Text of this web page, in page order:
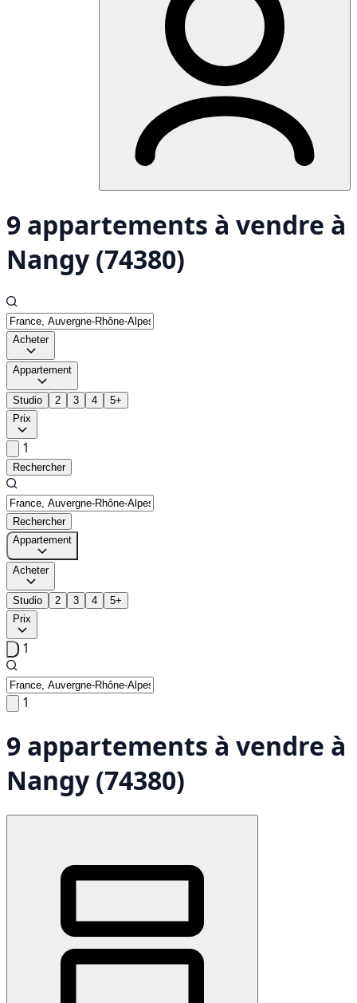
9 appartements à vendre à
Nangy (74380)
Acheter
Appartement
Studio 2 3 4
5+
Prix
1
Rechercher
Rechercher
Appartement
Acheter
Studio 2 3 4
5+
Prix
1
1
9 appartements à vendre à
Nangy (74380)